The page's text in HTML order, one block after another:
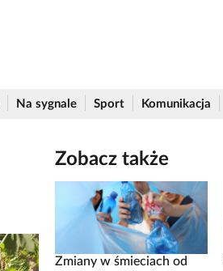
Na sygnale Sport Komunikacja
Zobacz także
Zmiany w śmieciach od